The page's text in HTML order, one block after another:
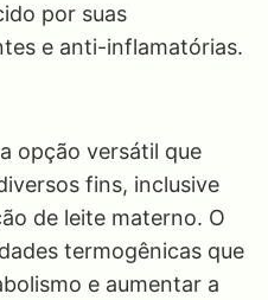
por suas
e anti-inflamatórias.
opção versátil que
fins, inclusive
de leite materno. O
termogênicas que
e aumentar a